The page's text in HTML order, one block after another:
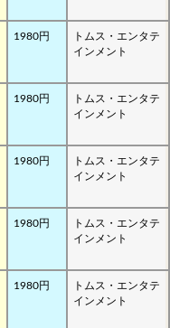
1980円
トムス・エンタテ
インメント
1980円
トムス・エンタテ
インメント
1980円
トムス・エンタテ
インメント
1980円
トムス・エンタテ
インメント
1980円
トムス・エンタテ
インメント